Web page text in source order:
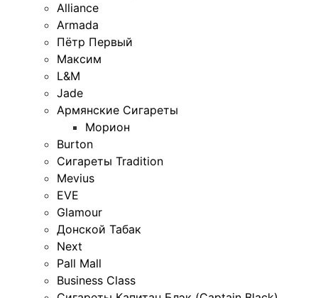
Alliance
Armada
Пётр Первый
Максим
L&M
Jade
Армянские Сигареты
Морион
Burton
Сигареты Tradition
Mevius
EVE
Glamour
Донской Табак
Next
Pall Mall
Business Class